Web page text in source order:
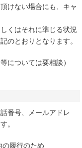
けない場合にも、キャ
くはそれに準じる状況
のとおりとなります。
については要相談）
番号、メールアドレ
。
履行のため